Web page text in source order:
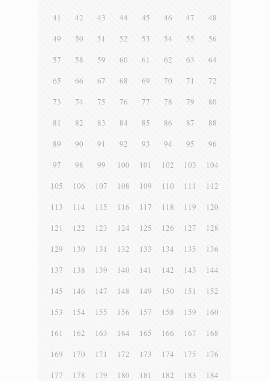
41
42 43 44 45 46 47
48
49
50 51 52 53 54 55
56
57
58 59 60 61 62 63
64
65
66 67 68 69 70 71
72
73
74 75 76 77 78 79
80
81
82 83 84 85 86 87
88
89
90 91 92 93 94 95
96
97
98 99 100 101 102 103
104
105
106 107 108 109 110 111
112
113
114 115 116 117 118 119
120
121
122 123 124 125 126 127
128
129
130 131 132 133 134 135
136
137
138 139 140 141 142 143
144
145
146 147 148 149 150 151
152
153
154 155 156 157 158 159
160
161
162 163 164 165 166 167
168
169
170 171 172 173 174 175
176
177
178 179 180 181 182 183
184